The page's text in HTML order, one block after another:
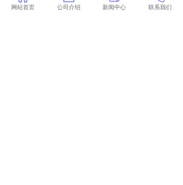
学术查重后报告怎么改
网站首页 公司介绍 新闻中心 联系我们